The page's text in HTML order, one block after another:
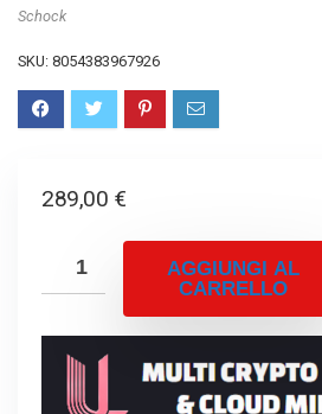
Schock
SKU: 8054383967926
289,00 €
AGGIUNGI AL
CARRELLO